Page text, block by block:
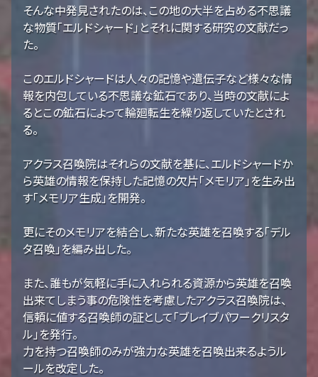
そんな中発見されたのは、この地の大半を占める不思議
な物質「エルドシャード」とそれに関する研究の文献だっ
た。
このエルドシャードは人々の記憶や遺伝子など様々な情
報を内包している不思議な鉱石であり、当時の文献によ
るとこの鉱石によって輪廻転生を繰り返していたとされ
る。
アクラス召喚院はそれらの文献を基に、エルドシャードか
ら英雄の情報を保持した記憶の欠片「メモリア」を生み出
す「メモリア生成」を開発。
更にそのメモリアを結合し、新たな英雄を召喚する「デル
タ召喚」を編み出した。
また、誰もが気軽に手に入れられる資源から英雄を召喚
出来てしまう事の危険性を考慮したアクラス召喚院は、
信頼に値する召喚師の証として「ブレイブパワークリスタ
ル」を発行。
力を持つ召喚師のみが強力な英雄を召喚出来るようル
ールを改定した。